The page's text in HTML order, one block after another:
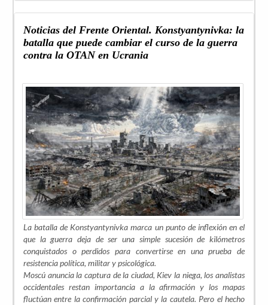
Noticias del Frente Oriental. Konstyantynivka: la
batalla que puede cambiar el curso de la guerra
contra la OTAN en Ucrania
La batalla de Konstyantynivka marca un punto de inflexión en el
que la guerra deja de ser una simple sucesión de kilómetros
conquistados o perdidos para convertirse en una prueba de
resistencia política, militar y psicológica.
Moscú anuncia la captura de la ciudad, Kiev la niega, los analistas
occidentales restan importancia a la afirmación y los mapas
fluctúan entre la confirmación parcial y la cautela. Pero el hecho